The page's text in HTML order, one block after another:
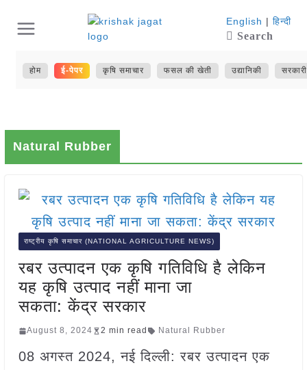
content
English | हिन्दी
Search
होम ई-पेपर कृषि समाचार फसल की खेती उद्यानिकी
Natural Rubber
राष्ट्रीय कृषि समाचार (NATIONAL AGRICULTURE NEWS)
रबर उत्पादन एक कृषि गतिविधि है लेकिन
यह कृषि उत्पाद नहीं माना जा
सकता: केंद्र सरकार
August 8, 2024 2 min read Natural Rubber
08 अगस्त 2024, नई दिल्ली: रबर उत्पादन एक